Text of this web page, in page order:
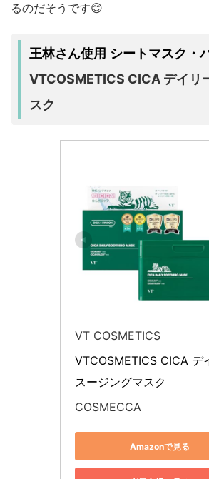
るのだそうです😊
王林さん使用 シートマスク・
VTCOSMETICS CICA デイリ
スク
VT COSMETICS
VTCOSMETICS CICA デ
スージングマスク
COSMECCA
Amazonで見る